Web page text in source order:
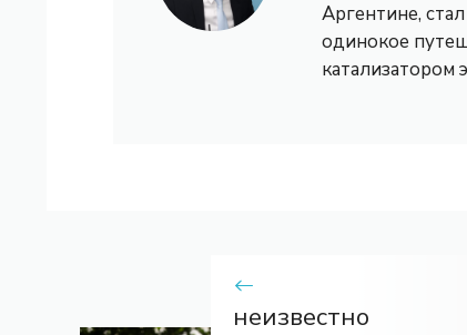
Аргентине,
одинокое
катализатором
неизвестно